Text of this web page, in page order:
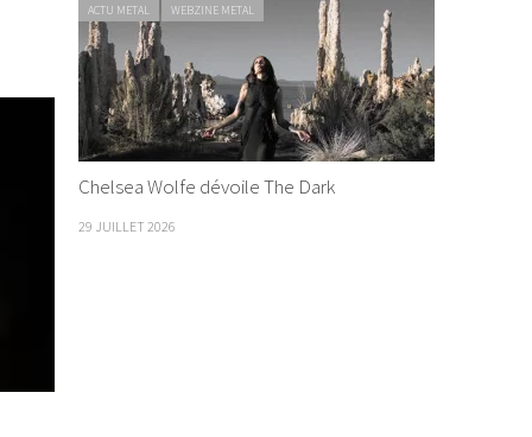
ACTU METAL WEBZINE METAL
Chelsea Wolfe dévoile The Dark
29 JUILLET 2026